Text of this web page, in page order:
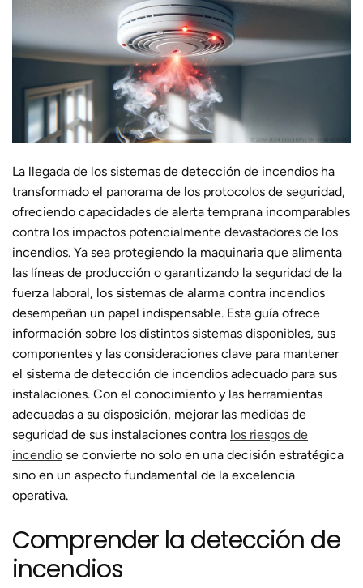
La llegada de los sistemas de detección de incendios ha
transformado el panorama de los protocolos de seguridad,
ofreciendo capacidades de alerta temprana incomparables
contra los impactos potencialmente devastadores de los
incendios. Ya sea protegiendo la maquinaria que alimenta
las líneas de producción o garantizando la seguridad de la
fuerza laboral, los sistemas de alarma contra incendios
desempeñan un papel indispensable. Esta guía ofrece
información sobre los distintos sistemas disponibles, sus
componentes y las consideraciones clave para mantener
el sistema de detección de incendios adecuado para sus
instalaciones. Con el conocimiento y las herramientas
adecuadas a su disposición, mejorar las medidas de
seguridad de sus instalaciones contra los riesgos de
incendio se convierte no solo en una decisión estratégica
sino en un aspecto fundamental de la excelencia
operativa.
Comprender la detección de
incendios